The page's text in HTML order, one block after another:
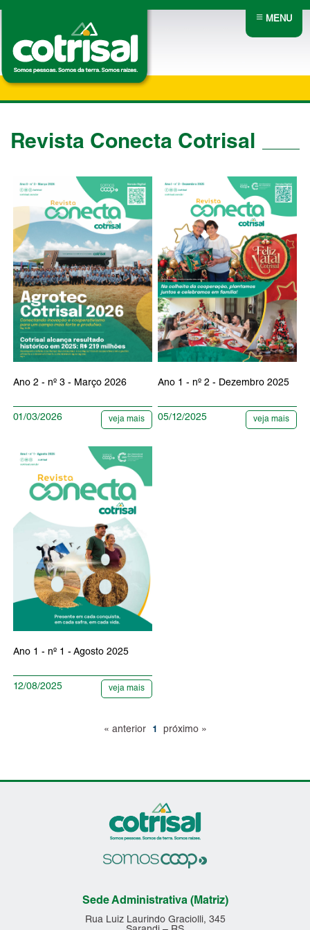
≡MENU
Revista Conecta Cotrisal
Ano 2 - nº 3 - Março 2026
01/03/2026 veja mais
Ano 1 - nº 2 - Dezembro 2025
05/12/2025 veja mais
Ano 1 - nº 1 - Agosto 2025
12/08/2025 veja mais
« anterior 1 próximo »
Sede Administrativa (Matriz)
Rua Luiz Laurindo Graciolli, 345